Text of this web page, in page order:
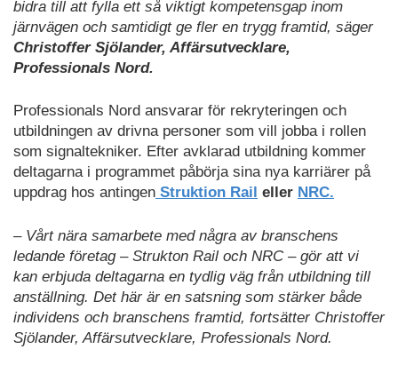
bidra till att fylla ett så viktigt kompetensgap inom
järnvägen och samtidigt ge fler en trygg framtid, säger
Christoffer Sjölander, Affärsutvecklare,
Professionals Nord.
Professionals Nord ansvarar för rekryteringen och
utbildningen av drivna personer som vill jobba i rollen
som signaltekniker. Efter avklarad utbildning kommer
deltagarna i programmet påbörja sina nya karriärer på
uppdrag hos antingen Struktion Rail eller NRC.
– Vårt nära samarbete med några av branschens
ledande företag – Strukton Rail och NRC – gör att vi
kan erbjuda deltagarna en tydlig väg från utbildning till
anställning. Det här är en satsning som stärker både
individens och branschens framtid, fortsätter Christoffer
Sjölander, Affärsutvecklare, Professionals Nord.